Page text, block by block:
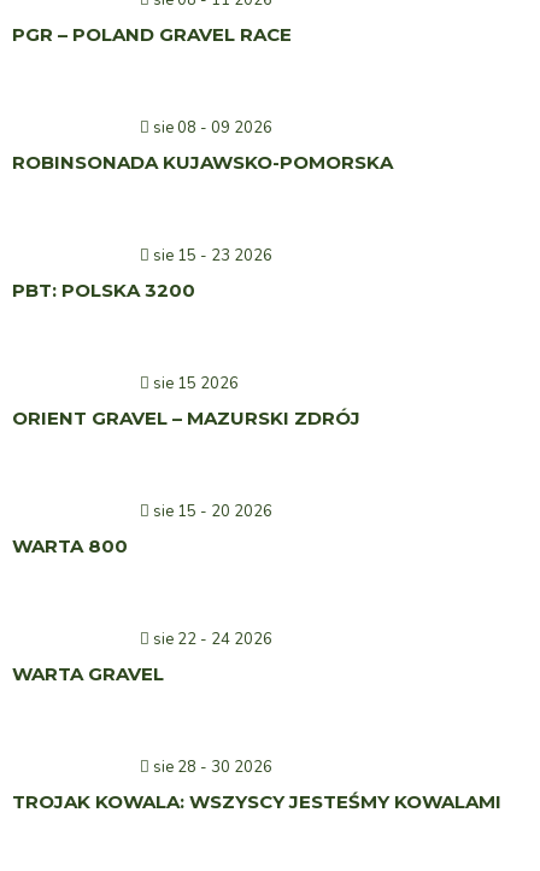
PGR – POLAND GRAVEL RACE
sie 08 - 09 2026
ROBINSONADA KUJAWSKO-POMORSKA
sie 15 - 23 2026
PBT: POLSKA 3200
sie 15 2026
ORIENT GRAVEL – MAZURSKI ZDRÓJ
sie 15 - 20 2026
WARTA 800
sie 22 - 24 2026
WARTA GRAVEL
sie 28 - 30 2026
TROJAK KOWALA: WSZYSCY JESTEŚMY KOWALAMI